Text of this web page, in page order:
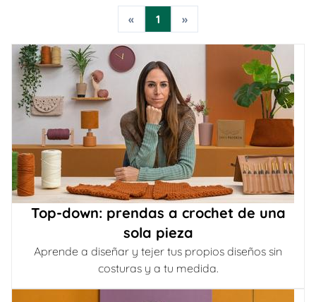
« 1 »
Top-down: prendas a crochet de una
sola pieza
Aprende a diseñar y tejer tus propios diseños sin
costuras y a tu medida.